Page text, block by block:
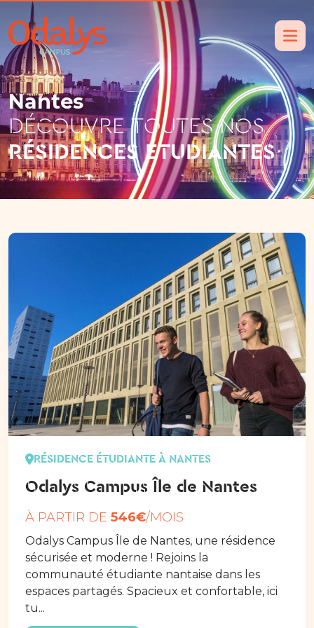
Nantes
DÉCOUVRE TOUTES NOS
RÉSIDENCES ÉTUDIANTES
RÉSIDENCE ÉTUDIANTE À NANTES
Odalys Campus Île de Nantes
À PARTIR DE 546€/MOIS
Odalys Campus Île de Nantes, une résidence
sécurisée et moderne ! Rejoins la
communauté étudiante nantaise dans les
espaces partagés. Spacieux et confortable, ici
tu...